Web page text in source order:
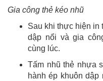
Gia công thẻ kéo nhũ
Sau khi thực hiện in
dập nổi và gia
cùng lúc.
Tấm nhũ thẻ nhựa
hành ép khuôn